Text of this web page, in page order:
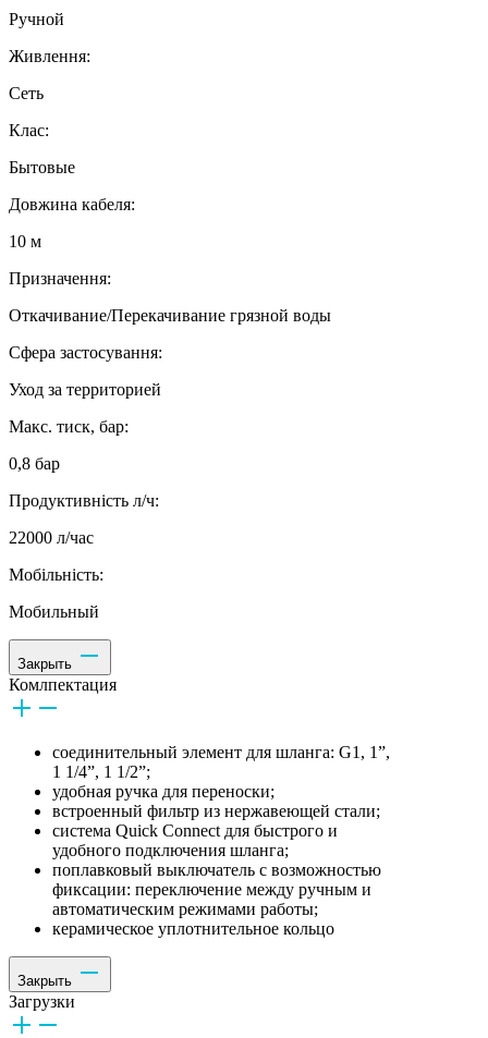
Ручной
Живлення:
Сеть
Клас:
Бытовые
Довжина кабеля:
10 м
Призначення:
Откачивание/Перекачивание грязной воды
Сфера застосування:
Уход за территорией
Макс. тиск, бар:
0,8 бар
Продуктивність л/ч:
22000 л/час
Мобільність:
Мобильный
Закрыть
Комлпектация
соединительный элемент для шланга: G1, 1”,
1 1/4”, 1 1/2”;
удобная ручка для переноски;
встроенный фильтр из нержавеющей стали;
система Quick Connect для быстрого и
удобного подключения шланга;
поплавковый выключатель с возможностью
фиксации: переключение между ручным и
автоматическим режимами работы;
керамическое уплотнительное кольцо
Закрыть
Загрузки